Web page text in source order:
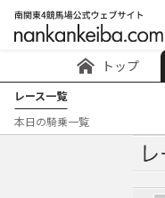
トップ
レース一覧
本日の騎乗一覧